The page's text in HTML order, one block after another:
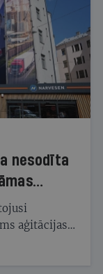
nesodīta
aģitācijas
kas